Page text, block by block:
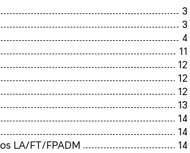
3
3
4
11
12
12
12
13
14
14
6. Lineamientos para la gestión y prevención de los Riesgos LA/FT/FPADM
14